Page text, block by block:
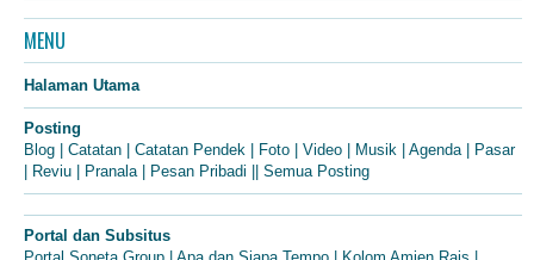
MENU
Halaman Utama
Posting
Blog
Catatan Catatan Pendek Foto Video Musik Agenda|
Pasar
Reviu Pranala| Pesan Pribadi Semua Posting
Portal dan Subsitus